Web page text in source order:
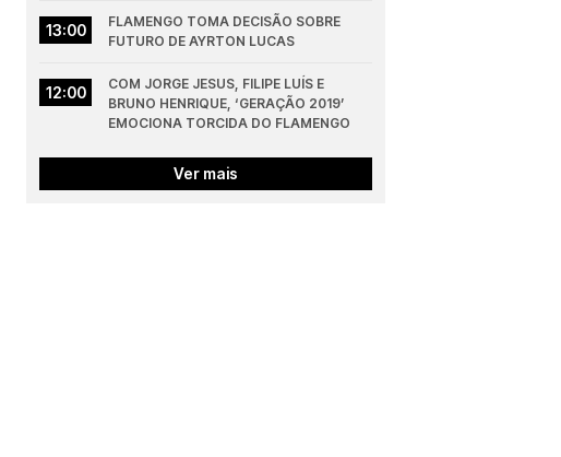
13:00
FLAMENGO TOMA DECISÃO SOBRE
FUTURO DE AYRTON LUCAS
12:00
COM JORGE JESUS, FILIPE LUÍS E
BRUNO HENRIQUE, ‘GERAÇÃO 2019’
EMOCIONA TORCIDA DO FLAMENGO
Ver mais